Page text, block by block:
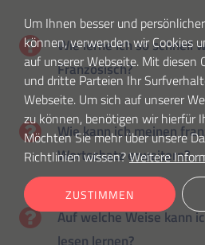
Wie lerne ich so schnell
Französisch?
Wie kann ich meinen
Wortschatz erweitern?
Auf welche Weise kann
lesen lernen?
Um Ihnen besser und
können, verwenden wir Cookies
auf unserer Webseite. Mit diesen
und dritte Parteien Ihr
Webseite. Um sich auf unserer
zu können, benötigen wir hierfür
Möchten Sie mehr über unsere
Richtlinien wissen?Weitere
ZUSTIMMEN